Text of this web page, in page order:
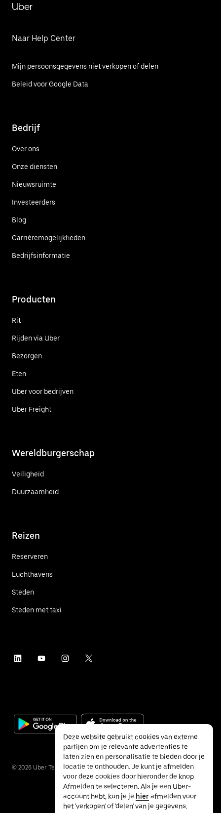
Uber
Naar Help Center
Mijn persoonsgegevens niet verkopen of delen
Beleid voor Google Data
Bedrijf
Over ons
Onze diensten
Nieuwsruimte
Investeerders
Blog
Carrièremogelijkheden
Bedrijfsinformatie
Producten
Rit
Rijden via Uber
Bezorgen
Eten
Uber voor bedrijven
Uber Freight
Wereldburgerschap
Veiligheid
Duurzaamheid
Reizen
Reserveren
Luchthavens
Steden
Steden met taxi
© 2026 Uber Technologies Inc.
Deze website gebruikt cookies van externe
partijen om je relevante advertenties te
laten zien en personalisatie te bieden door je
locatie te onthouden. Je kunt je afmelden
voor deze cookies door hieronder de knop
Afmelden te selecteren. Als je een Uber-
account hebt, kun je je hierafmelden voor
het 'verkopen' of 'delen' van je gegevens.